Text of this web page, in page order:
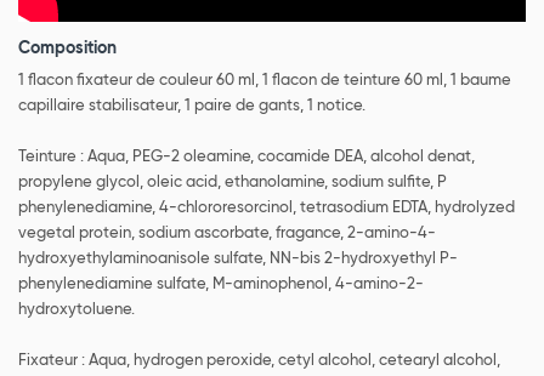
Composition
1 flacon fixateur de couleur 60 ml, 1 flacon de teinture 60 ml, 1 baume
capillaire stabilisateur, 1 paire de gants, 1 notice.
Teinture : Aqua, PEG-2 oleamine, cocamide DEA, alcohol denat,
propylene glycol, oleic acid, ethanolamine, sodium sulfite, P
phenylenediamine, 4-chlororesorcinol, tetrasodium EDTA, hydrolyzed
vegetal protein, sodium ascorbate, fragance, 2-amino-4-
hydroxyethylaminoanisole sulfate, NN-bis 2-hydroxyethyl P-
phenylenediamine sulfate, M-aminophenol, 4-amino-2-
hydroxytoluene.
Fixateur : Aqua, hydrogen peroxide, cetyl alcohol, cetearyl alcohol,